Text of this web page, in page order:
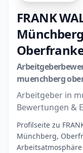
FRANK
muenchberg
Arbeitgeber in
Bewertungen &
Profilseite zu
Münchberg,